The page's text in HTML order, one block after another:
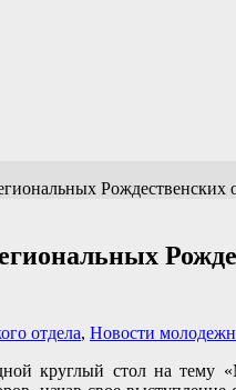
Рождественских
отдела, Новости
круглый стол на